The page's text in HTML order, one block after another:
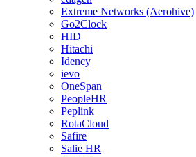
Extreme Networks (Aerohive)
Go2Clock
HID
Hitachi
Idency
ievo
OneSpan
PeopleHR
Peplink
RotaCloud
Safire
Salie HR